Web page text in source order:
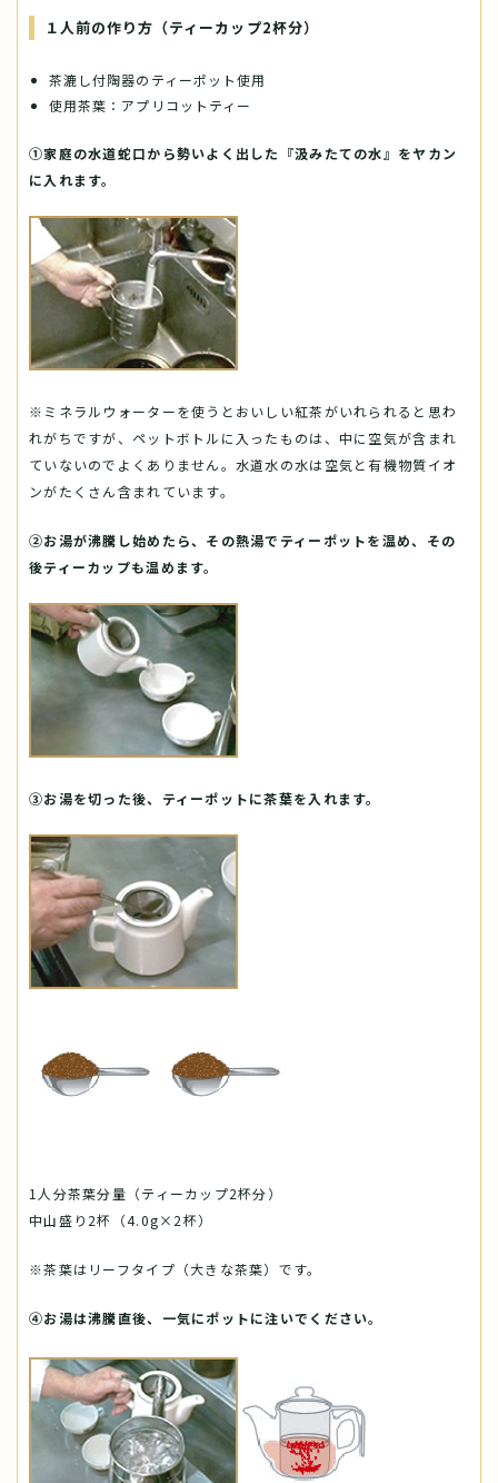
１人前の作り方（ティーカップ2杯分）
茶漉し付陶器のティーポット使用
使用茶葉：アプリコットティー
①家庭の水道蛇口から勢いよく出した『汲みたての水』をヤカン
に入れます。
※ミネラルウォーターを使うとおいしい紅茶がいれられると思わ
れがちですが、ペットボトルに入ったものは、中に空気が含まれ
ていないのでよくありません。水道水の水は空気と有機物質イオ
ンがたくさん含まれています。
②お湯が沸騰し始めたら、その熱湯でティーポットを温め、その
後ティーカップも温めます。
③お湯を切った後、ティーポットに茶葉を入れます。
1人分茶葉分量（ティーカップ2杯分）
中山盛り2杯（4.0g×2杯）
※茶葉はリーフタイプ（大きな茶葉）です。
④お湯は沸騰直後、一気にポットに注いでください。